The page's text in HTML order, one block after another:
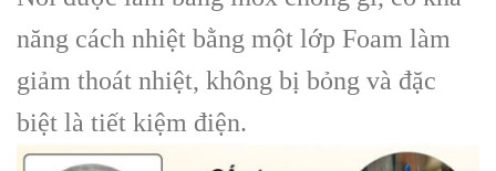
năng cách nhiệt bằng một lớp Foam làm
giảm thoát nhiệt, không bị bỏng và đặc
biệt là tiết kiệm điện.